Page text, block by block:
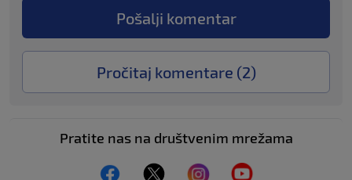
Pošalji komentar
Pročitaj komentare (2)
Pratite nas na društvenim mrežama